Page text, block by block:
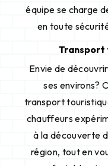
équipe se charge
en toute
Transport
Envie de
ses environs?
transport
chauffeurs
à la découverte
région, tout en